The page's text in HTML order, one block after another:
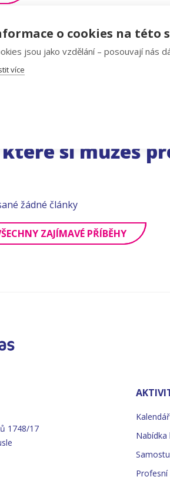
si můžeš
žádné články
ZAJÍMAVÉ PŘÍBĚHY
1748/17
Nabídka
o cookies na této
jsou jako vzdělání – posouvají nás
více